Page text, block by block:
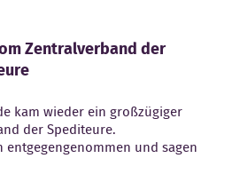
Zentralverband der
kam wieder ein großzügiger
der Spediteure.
und sagen